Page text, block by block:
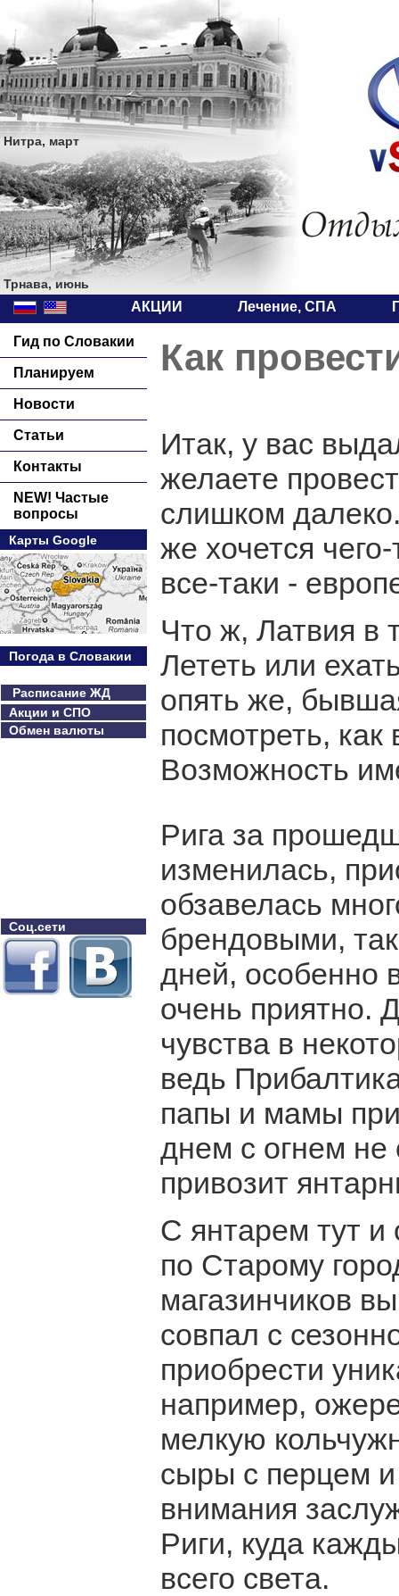
Нитра, март
Трнава, июнь
АКЦИИ Лечение, СПА
Гид по Словакии
Планируем
Новости
Статьи
Контакты
NEW! Частые
вопросы
Карты Google
Погода в Словакии
Расписание ЖД
Акции и СПО
Обмен валюты
Соц.сети
Как
Итак, у вас
желаете
слишком
же хочется
все-таки -
Что ж, Латвия в
Лететь или
опять же,
посмотреть,
Возможность
Рига за
изменилась,
обзавелась
брендовыми,
дней, особенно
очень приятно.
чувства в
ведь
папы и мамы
днем с огнем не
привозит
С янтарем тут и
по Старому
магазинчиков
совпал с
приобрести
например,
мелкую
сыры с перцем
внимания
Риги, куда
всего света.